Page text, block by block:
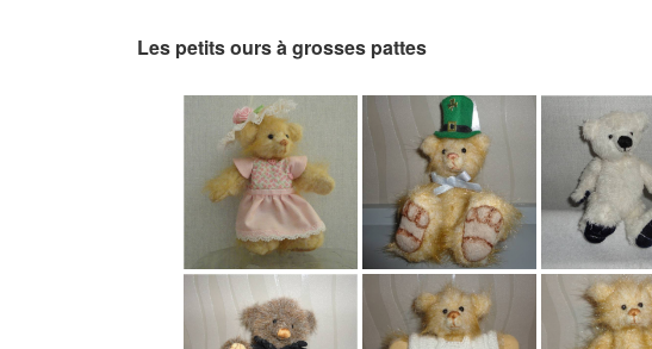
Les petits ours à grosses pattes